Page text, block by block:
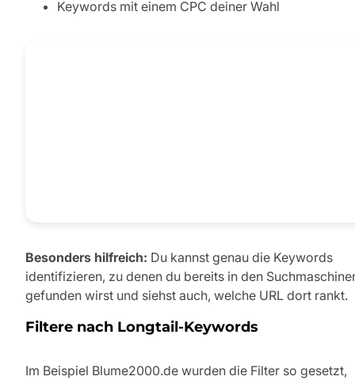
Keywords mit einem CPC deiner Wahl
Besonders hilfreich: Du kannst genau die Keywords
identifizieren, zu denen du bereits in den
gefunden wirst und siehst auch, welche URL dort rankt.
Filtere nach Longtail-Keywords
Im Beispiel Blume2000.de wurden die Filter so gesetzt,